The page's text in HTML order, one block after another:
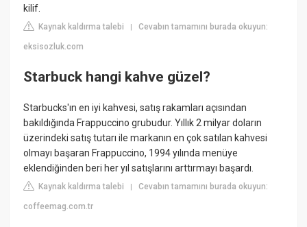
kilif.
Kaynak kaldırma talebi |Cevabın tamamını burada okuyun:
eksisozluk.com
Starbuck hangi kahve güzel?
Starbucks'ın en iyi kahvesi, satış rakamları açısından
bakıldığında Frappuccino grubudur. Yıllık 2 milyar doların
üzerindeki satış tutarı ile markanın en çok satılan kahvesi
olmayı başaran Frappuccino, 1994 yılında menüye
eklendiğinden beri her yıl satışlarını arttırmayı başardı.
Kaynak kaldırma talebi |Cevabın tamamını burada okuyun:
coffeemag.com.tr